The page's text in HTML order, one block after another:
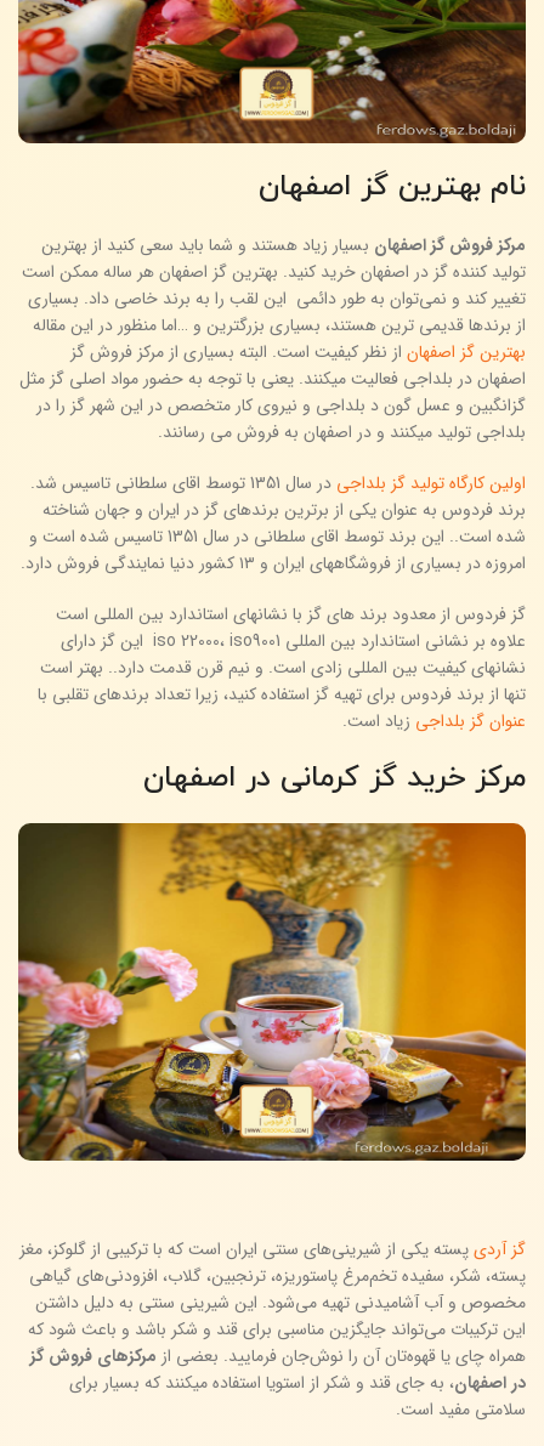
نام بهترین گز اصفهان
مرکز فروش گز اصفهان بسیار زیاد هستند و شما باید سعی کنید از بهترین
تولید کننده گز در اصفهان خرید کنید. بهترین گز اصفهان هر ساله ممکن است
تغییر کند و نمی‌توان به طور دائمی این لقب را به برند خاصی داد. بسیاری
از برندها قدیمی ترین هستند، بسیاری بزرگترین و …اما منظور در این مقاله
بهترین گز اصفهان از نظر کیفیت است. البته بسیاری از مرکز فروش گز
اصفهان در بلداجی فعالیت میکنند. یعنی با توجه به حضور مواد اصلی گز مثل
گزانگبین و عسل گون د بلداجی و نیروی کار متخصص در این شهر گز را در
بلداجی تولید میکنند و در اصفهان به فروش می رسانند.
اولین کارگاه تولید گز بلداجی
در سال 1351 توسط اقای سلطانی تاسیس شد.
برند فردوس به عنوان یکی از برترین برندهای گز در ایران و جهان شناخته
شده است.. این برند توسط اقای سلطانی در سال 1351 تاسیس شده است و
امروزه در بسیاری از فروشگاههای ایران و ۱۳ کشور دنیا نمایندگی فروش دارد.
گز فردوس از معدود برند های گز با نشانهای استاندارد بین المللی است
علاوه بر نشانی استاندارد بین المللی iso 22000، iso9001 این گز دارای
نشانهای کیفیت بین المللی زادی است. و نیم قرن قدمت دارد.. بهتر است
تنها از برند فردوس برای تهیه گز استفاده کنید، زیرا تعداد برندهای تقلبی با
عنوان گز بلداجی زیاد است.
مرکز خرید گز کرمانی در اصفهان
گز آردیپسته یکی از شیرینی‌های سنتی ایران است که با ترکیبی از گلوکز، مغز
پسته، شکر، سفیده تخم‌مرغ پاستوریزه، ترنجبین، گلاب، افزودنی‌های گیاهی
مخصوص و آب آشامیدنی تهیه می‌شود. این شیرینی سنتی به دلیل داشتن
این ترکیبات می‌تواند جایگزین مناسبی برای قند و شکر باشد و باعث شود که
همراه چای یا قهوه‌تان آن را نوش‌جان فرمایید. بعضی از مرکزهای فروش گز
در اصفهان، به جای قند و شکر از استویا استفاده میکنند که بسیار برای
سلامتی مفید است.